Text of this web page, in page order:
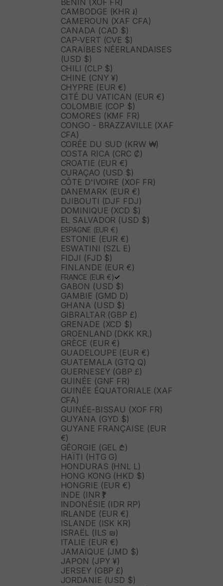
BÉNIN (XOF FR)
CAMBODGE (KHR ៛)
CAMEROUN (XAF CFA)
CANADA (CAD $)
CAP-VERT (CVE $)
CARAÏBES NÉERLANDAISES
(USD $)
CHILI (CLP $)
CHINE (CNY ¥)
CHYPRE (EUR €)
CITÉ DU VATICAN (EUR €)
COLOMBIE (COP $)
COMORES (KMF FR)
CONGO - BRAZZAVILLE (XAF
CFA)
CORÉE DU SUD (KRW ₩)
COSTA RICA (CRC ₡)
CROATIE (EUR €)
CURAÇAO (USD $)
CÔTE D'IVOIRE (XOF FR)
DANEMARK (EUR €)
DJIBOUTI (DJF FDJ)
DOMINIQUE (XCD $)
EL SALVADOR (USD $)
ESPAGNE (EUR €)
ESTONIE (EUR €)
ESWATINI (SZL E)
FIDJI (FJD $)
FINLANDE (EUR €)
FRANCE (EUR €)
GABON (USD $)
GAMBIE (GMD D)
GHANA (USD $)
GIBRALTAR (GBP £)
GRENADE (XCD $)
GROENLAND (DKK KR.)
GRÈCE (EUR €)
GUADELOUPE (EUR €)
GUATEMALA (GTQ Q)
GUERNESEY (GBP £)
GUINÉE (GNF FR)
GUINÉE ÉQUATORIALE (XAF
CFA)
GUINÉE-BISSAU (XOF FR)
GUYANA (GYD $)
GUYANE FRANÇAISE (EUR
€)
GÉORGIE (GEL ₾)
HAÏTI (HTG G)
HONDURAS (HNL L)
HONG KONG (HKD $)
HONGRIE (EUR €)
INDE (INR ₹)
INDONÉSIE (IDR RP)
IRLANDE (EUR €)
ISLANDE (ISK KR)
ISRAËL (ILS ₪)
ITALIE (EUR €)
JAMAÏQUE (JMD $)
JAPON (JPY ¥)
JERSEY (GBP £)
JORDANIE (USD $)